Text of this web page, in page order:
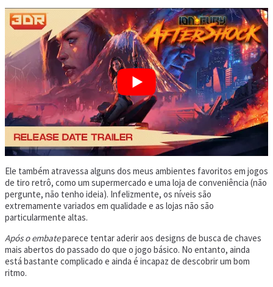
Ele também atravessa alguns dos meus ambientes favoritos em jogos
de tiro retrô, como um supermercado e uma loja de conveniência (não
pergunte, não tenho ideia). Infelizmente, os níveis são
extremamente variados em qualidade e as lojas não são
particularmente altas.
Após o embateparece tentar aderir aos designs de busca de chaves
mais abertos do passado do que o jogo básico. No entanto, ainda
está bastante complicado e ainda é incapaz de descobrir um bom
ritmo.